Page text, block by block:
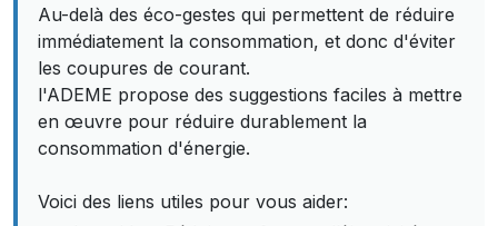
Au-delà des éco-gestes qui permettent de réduire
immédiatement la consommation, et donc d'éviter
les coupures de courant.
l'ADEME propose des suggestions faciles à mettre
en œuvre pour réduire durablement la
consommation d'énergie.
Voici des liens utiles pour vous aider: